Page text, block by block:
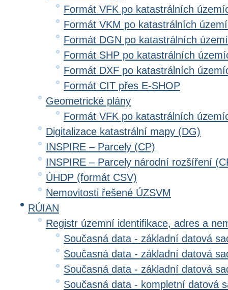
Formát VFK po katastrálních
Formát VKM po katastrálních
Formát DGN po katastrálních
Formát SHP po katastrálních
Formát DXF po katastrálních
Formát CIT přes E-SHOP
Geometrické plány
Formát VFK po katastrálních
Digitalizace katastrální mapy (DG)
INSPIRE – Parcely (CP)
INSPIRE – Parcely národní rozšíření
ÚHDP (formát CSV)
Nemovitosti řešené ÚZSVM
RÚIAN
Registr územní identifikace, adres a
Současná data - základní datová
Současná data - základní datová
Současná data - základní datová
Současná data - kompletní datová